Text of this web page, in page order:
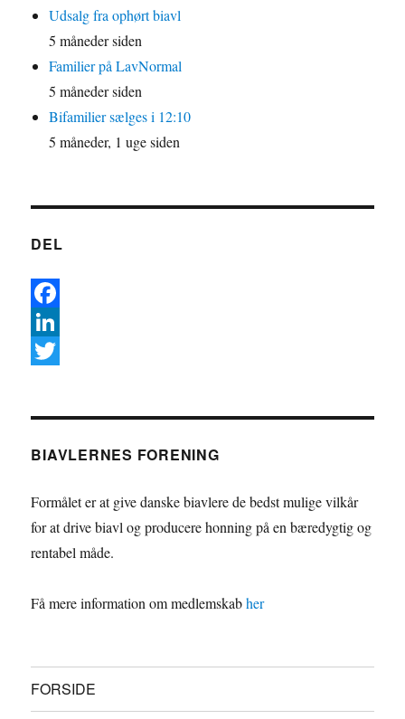
Udsalg fra ophørt biavl
5 måneder siden
Familier på LavNormal
5 måneder siden
Bifamilier sælges i 12:10
5 måneder, 1 uge siden
DEL
F
a
o
o
k
L
e
d
I
n
t
t
e
r
BIAVLERNES FORENING
Formålet er at give danske biavlere de bedst mulige vilkår
for at drive biavl og producere honning på en bæredygtig og
rentabel måde.
Få mere information om medlemskabher
FORSIDE